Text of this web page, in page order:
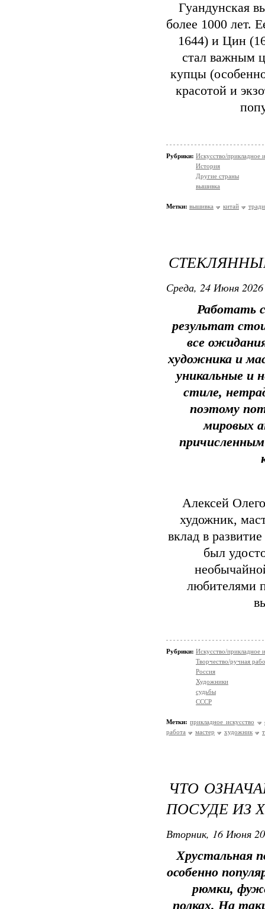
Гуандунская
более 1000 лет.
1644) и Цин
стал важным
купцы
красотой и
Рубрики: Искусство/прикладное
История
Другие страны
вышивка
Метки: вышивка китай
Среда, 24 Июня
Работать
результат
все
художника и
уникальные и
стиле,
поэтому
мировых
причисленным
Алексей
художник,
вклад в
был
любителями
Рубрики: Искусство/прикладное
Творчество/ручная
Россия
Художники
судьбы
СССР
Метки: прикладное искусство
работа
мастер художник
ЧТО
ПОСУДЕ ИЗ
Вторник, 16 Июня
Хрустальная
особенно
рюмки,
полках. На